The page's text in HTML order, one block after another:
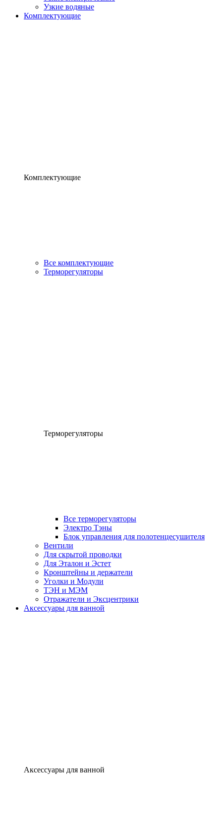
Узкие водяные
Комплектующие
Комплектующие
Все комплектующие
Терморегуляторы
Терморегуляторы
Все терморегуляторы
Электро Тэны
Блок управления для полотенцесушителя
Вентили
Для скрытой проводки
Для Эталон и Эстет
Кронштейны и держатели
Уголки и Модули
ТЭН и МЭМ
Отражатели и Эксцентрики
Аксессуары для ванной
Аксессуары для ванной